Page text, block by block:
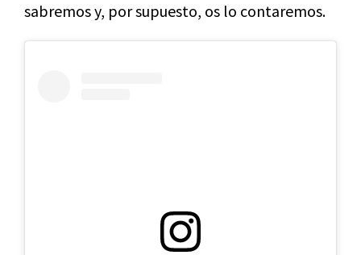
sabremos y, por supuesto, os lo contaremos.